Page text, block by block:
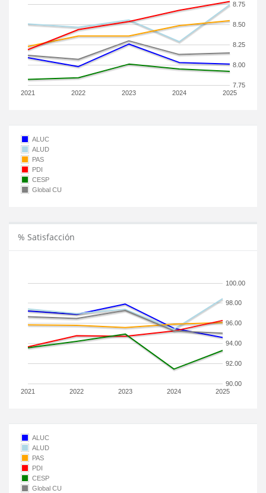
2021 2022 2023 2024 2025
7.75
8.00
8.25
8.50
8.75
ALUC
ALUD
PAS
PDI
CESP
Global CU
% Satisfacción
2021 2022 2023 2024 2025
90.00
92.00
94.00
96.00
98.00
100.00
ALUC
ALUD
PAS
PDI
CESP
Global CU